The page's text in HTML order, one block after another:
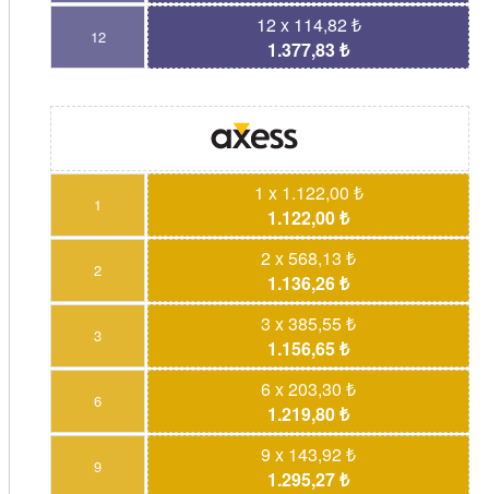
12
12 x 114,82 ₺
1.377,83 ₺
1
1 x 1.122,00 ₺
1.122,00 ₺
2
2 x 568,13 ₺
1.136,26 ₺
3
3 x 385,55 ₺
1.156,65 ₺
6
6 x 203,30 ₺
1.219,80 ₺
9
9 x 143,92 ₺
1.295,27 ₺